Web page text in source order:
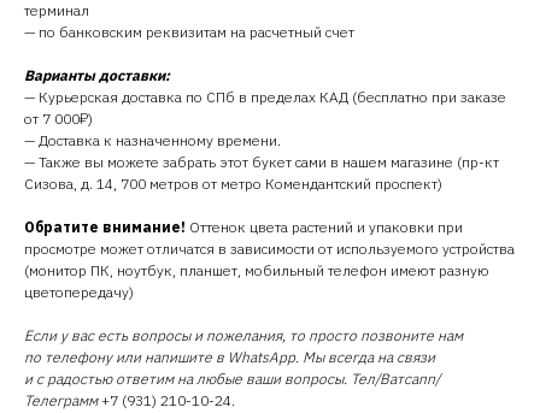
терминал
— по банковским реквизитам на расчетный счет
Варианты доставки:
— Курьерская доставка по СПб в пределах КАД (бесплатно при заказе
от 7 000₽)
— Доставка к назначенному времени.
— Также вы можете забрать этот букет сами в нашем магазине (пр-кт
Сизова, д. 14, 700 метров от метро Комендантский проспект)
Обратите внимание! Оттенок цвета растений и упаковки при
просмотре может отличатся в зависимости от используемого устройства
(монитор ПК, ноутбук, планшет, мобильный телефон имеют разную
цветопередачу)
Если у вас есть вопросы и пожелания, то просто позвоните нам
по телефону или напишите в WhatsApp. Мы всегда на связи
и с радостью ответим на любые ваши вопросы. Тел/Ватсапп/
Телеграмм+7 (931) 210-10-24.